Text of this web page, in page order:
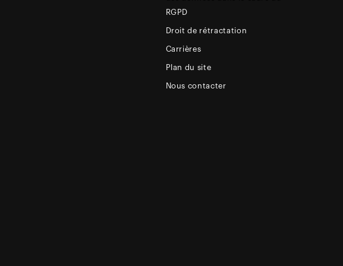
RGPD
Droit de rétractation
Carrières
Plan du site
Nous contacter